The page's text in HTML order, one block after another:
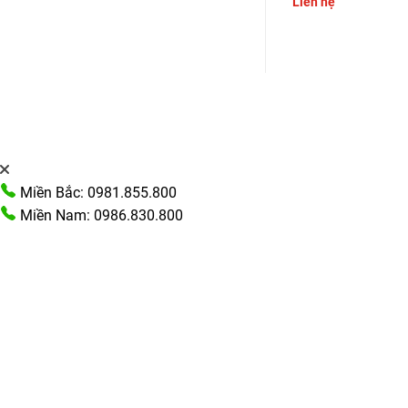
Miền Bắc: 0981.855.800
Miền Nam: 0986.830.800